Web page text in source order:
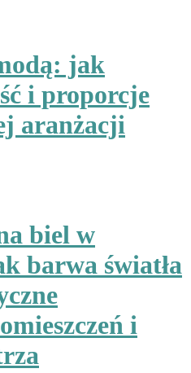
jak
i proporcje
aranżacji
biel w
barwa światła
i